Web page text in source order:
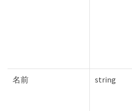
名前 string